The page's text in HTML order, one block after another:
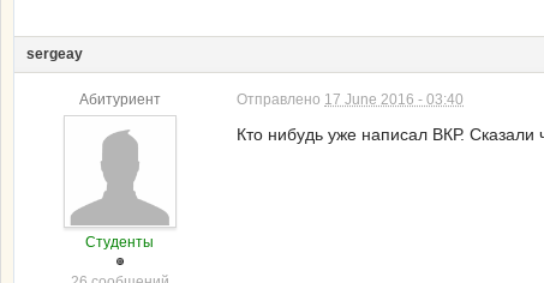
sergeay
Абитуриент
Студенты
Отправлено 17 June 2016 - 03:40
Кто нибудь уже написал ВКР.